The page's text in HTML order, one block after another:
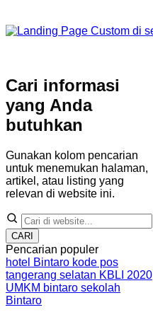
Cari informasi
yang Anda
butuhkan
Gunakan kolom pencarian
untuk menemukan halaman,
artikel, atau listing yang
relevan di website ini.
CARI
Pencarian populer
hotel Bintaro kode pos
tangerang selatan KBLI 2020
UMKM bintaro sekolah
Bintaro